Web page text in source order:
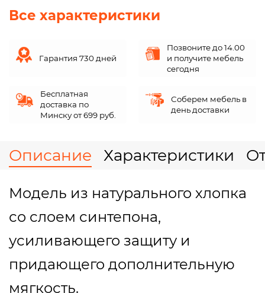
Все характеристики
Гарантия 730 дней
Позвоните до 14.00
и получите мебель
сегодня
Бесплатная
доставка по
Минску от 699 руб.
Соберем мебель в
день доставки
Описание Характеристики
Модель из натурального хлопка
со слоем синтепона,
усиливающего защиту и
придающего дополнительную
мягкость.